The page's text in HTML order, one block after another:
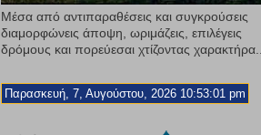
Μέσα από αντιπαραθέσεις και συγκρούσεις
διαμορφώνεις άποψη, ωριμάζεις, επιλέγεις
δρόμους και πορεύεσαι χτίζοντας χαρακτήρα...
Παρασκευή, 7, Αυγούστου, 2026 10:53:03 pm